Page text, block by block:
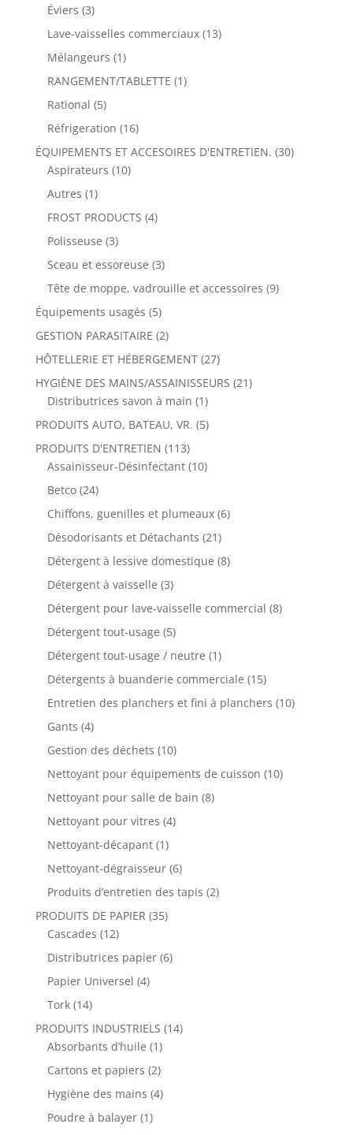
Éviers (3)
Lave-vaisselles commerciaux (13)
Mélangeurs (1)
RANGEMENT/TABLETTE (1)
Rational (5)
Réfrigeration (16)
ÉQUIPEMENTS ET ACCESOIRES D'ENTRETIEN. (30)
Aspirateurs (10)
Autres (1)
FROST PRODUCTS (4)
Polisseuse (3)
Sceau et essoreuse (3)
Tête de moppe, vadrouille et accessoires (9)
Équipements usagés (5)
GESTION PARASITAIRE (2)
HÔTELLERIE ET HÉBERGEMENT (27)
HYGIÈNE DES MAINS/ASSAINISSEURS (21)
Distributrices savon à main (1)
PRODUITS AUTO, BATEAU, VR. (5)
PRODUITS D'ENTRETIEN (113)
Assainisseur-Désinfectant (10)
Betco (24)
Chiffons, guenilles et plumeaux (6)
Désodorisants et Détachants (21)
Détergent à lessive domestique (8)
Détergent à vaisselle (3)
Détergent pour lave-vaisselle commercial (8)
Détergent tout-usage (5)
Détergent tout-usage / neutre (1)
Détergents à buanderie commerciale (15)
Entretien des planchers et fini à planchers (10)
Gants (4)
Gestion des déchets (10)
Nettoyant pour équipements de cuisson (10)
Nettoyant pour salle de bain (8)
Nettoyant pour vitres (4)
Nettoyant-décapant (1)
Nettoyant-dégraisseur (6)
Produits d’entretien des tapis (2)
PRODUITS DE PAPIER (35)
Cascades (12)
Distributrices papier (6)
Papier Universel (4)
Tork (14)
PRODUITS INDUSTRIELS (14)
Absorbants d’huile (1)
Cartons et papiers (2)
Hygiène des mains (4)
Poudre à balayer (1)